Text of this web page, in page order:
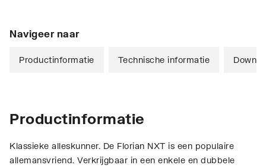
Navigeer naar
Productinformatie Technische informatie
Productinformatie
Klassieke alleskunner. De Florian NXT is een populaire
allemansvriend. Verkrijgbaar in een enkele en dubbele